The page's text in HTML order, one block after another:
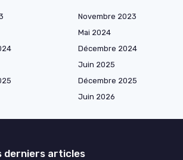
Novembre 2023
Mai 2024
Décembre 2024
Juin 2025
Décembre 2025
Juin 2026
derniers articles